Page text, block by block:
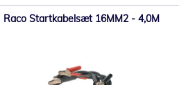
Raco Startkabelsæt 16MM2 - 4,0M